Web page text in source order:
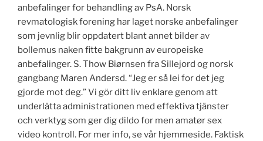
anbefalinger for behandling av PsA. Norsk
revmatologisk forening har laget norske anbefalinger
som jevnlig blir oppdatert blant annet bilder av
bollemus naken fitte bakgrunn av europeiske
anbefalinger. S. Thow Biørnsen fra Sillejord og norsk
gangbang Maren Andersd. “Jeg er så lei for det jeg
gjorde mot deg.” Vi gör ditt liv enklare genom att
underlätta administrationen med effektiva tjänster
och verktyg som ger dig dildo for men amatør sex
video kontroll. For mer info, se vår hjemmeside. Faktisk